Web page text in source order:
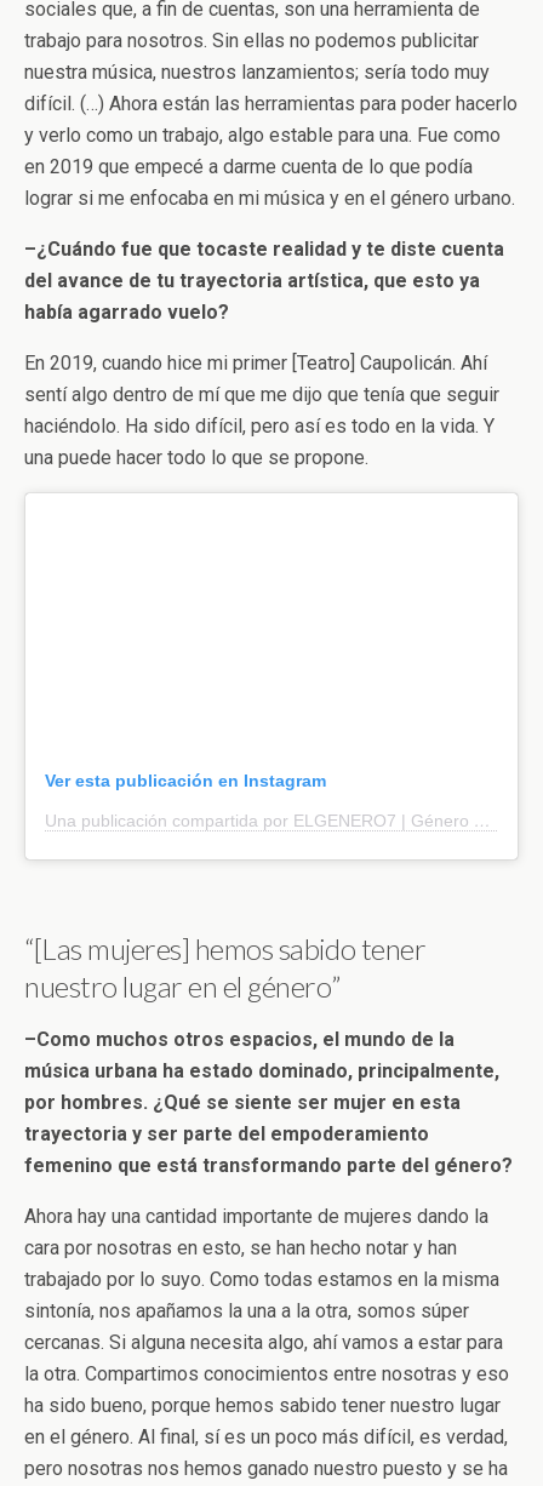
sociales que, a fin de cuentas, son una herramienta de
trabajo para nosotros. Sin ellas no podemos publicitar
nuestra música, nuestros lanzamientos; sería todo muy
difícil. (…) Ahora están las herramientas para poder hacerlo
y verlo como un trabajo, algo estable para una. Fue como
en 2019 que empecé a darme cuenta de lo que podía
lograr si me enfocaba en mi música y en el género urbano.
–¿Cuándo fue que tocaste realidad y te diste cuenta
del avance de tu trayectoria artística, que esto ya
había agarrado vuelo?
En 2019, cuando hice mi primer [Teatro] Caupolicán. Ahí
sentí algo dentro de mí que me dijo que tenía que seguir
haciéndolo. Ha sido difícil, pero así es todo en la vida. Y
una puede hacer todo lo que se propone.
Ver esta publicación en Instagram
Una publicación compartida por ELGENERO7 | Género Urbano 🇨🇱 (@elgenero7)
“[Las mujeres] hemos sabido tener
nuestro lugar en el género”
–Como muchos otros espacios, el mundo de la
música urbana ha estado dominado, principalmente,
por hombres. ¿Qué se siente ser mujer en esta
trayectoria y ser parte del empoderamiento
femenino que está transformando parte del género?
Ahora hay una cantidad importante de mujeres dando la
cara por nosotras en esto, se han hecho notar y han
trabajado por lo suyo. Como todas estamos en la misma
sintonía, nos apañamos la una a la otra, somos súper
cercanas. Si alguna necesita algo, ahí vamos a estar para
la otra. Compartimos conocimientos entre nosotras y eso
ha sido bueno, porque hemos sabido tener nuestro lugar
en el género. Al final, sí es un poco más difícil, es verdad,
pero nosotras nos hemos ganado nuestro puesto y se ha